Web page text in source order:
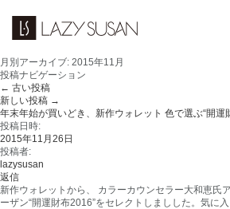
月別アーカイブ: 2015年11月
投稿ナビゲーション
← 古い投稿
新しい投稿 →
年末年始が買いどき、新作ウォレット 色で選ぶ“開運
投稿日時:
2015年11月26日
投稿者:
lazysusan
返信
新作ウォレットから、 カラーカウンセラー大和恵氏
ーザン“開運財布2016”をセレクトしましした。気に